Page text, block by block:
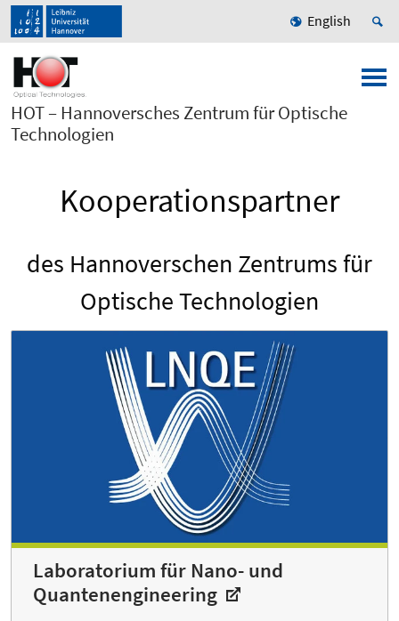
English
HOT – Hannoversches Zentrum für Optische
Technologien
Kooperationspartner
des Hannoverschen Zentrums für
Optische Technologien
Laboratorium für Nano- und
Quantenengineering